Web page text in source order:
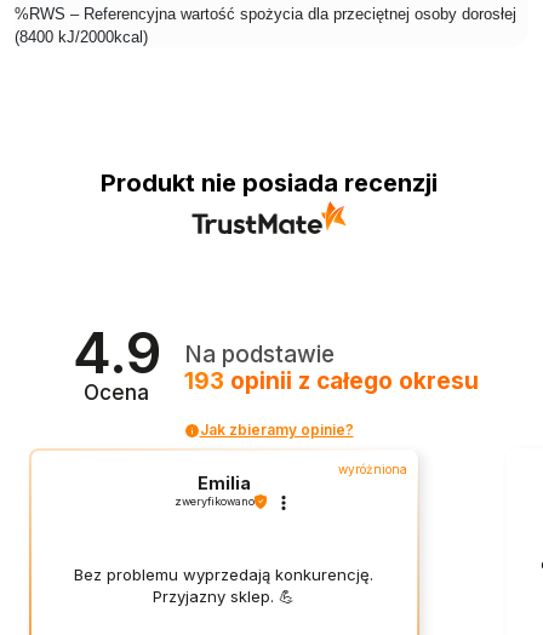
%RWS – Referencyjna wartość spożycia dla przeciętnej osoby dorosłej
(8400 kJ/2000kcal)
Produkt nie posiada recenzji
4.9
Ocena
Na podstawie
193 opinii z całego okresu
Jak zbieramy opinie?
wyróżniona
Emilia
zweryfikowano
Bez problemu wyprzedają konkurencję.
Przyjazny sklep. 💪